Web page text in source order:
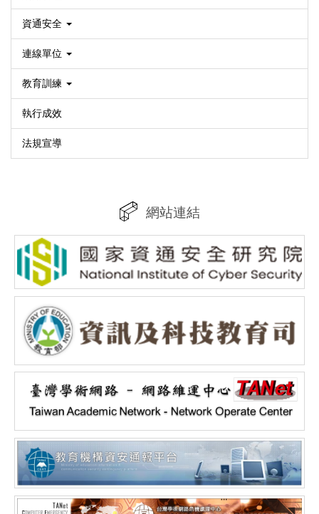
資通安全
連線單位
教育訓練
執行成效
法規宣導
網站連結